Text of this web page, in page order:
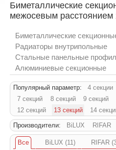
Биметаллические
межосевым расстоянием
Биметаллические
Радиаторы внутрипольные
Стальные панельные
Алюминиевые секционные
Популярный параметр: 4 секции
7 секций
8 секций 9 секций
12 секций
13 секций 14
Производители: BiLUX RIFAR
Все BiLUX (11)
RIFAR